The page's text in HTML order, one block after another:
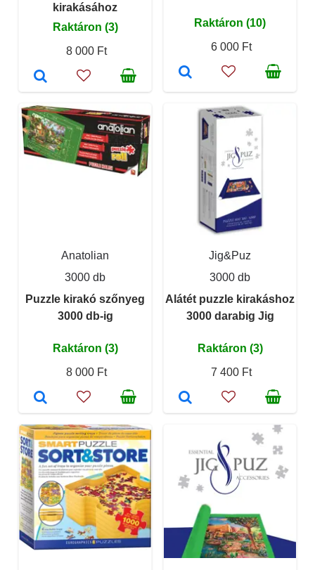
kirakásához
Raktáron (3)
8 000 Ft
Raktáron (10)
6 000 Ft
Anatolian
3000 db
Puzzle kirakó szőnyeg
3000 db-ig
Raktáron (3)
8 000 Ft
Jig&Puz
3000 db
Alátét puzzle kirakáshoz
3000 darabig Jig
Raktáron (3)
7 400 Ft